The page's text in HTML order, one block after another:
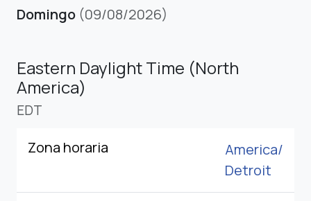
Domingo (09/08/2026)
Eastern Daylight Time (North
America)
EDT
Zona horaria
America/
Detroit